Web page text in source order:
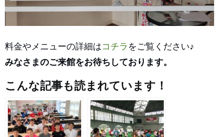
料金やメニューの詳細はコチラ をご覧ください♪
みなさまのご来館をお待ちしております。
こんな記事も読まれています！